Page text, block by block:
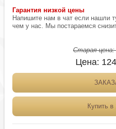
Гарантия низкой цены
Напишите нам в чат если нашли
чем у нас. Мы постараемся
Старая цена:
Цена:
Купить в